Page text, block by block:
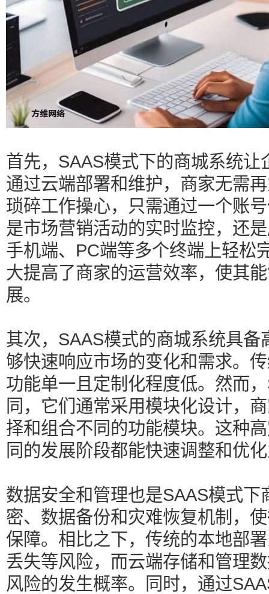
首先，SAAS模式下的商城系统
通过云端部署和维护，商家无需
琐碎工作操心，只需通过一个账
是市场营销活动的实时监控，还
手机端、PC端等多个终端上轻松
大提高了商家的运营效率，使其
展。
其次，SAAS模式的商城系统具
够快速响应市场的变化和需求。
功能单一且定制化程度低。然而
同，它们通常采用模块化设计，
择和组合不同的功能模块。这种
同的发展阶段都能快速调整和优
数据安全和管理也是SAAS模式
密、数据备份和灾难恢复机制，
保障。相比之下，传统的本地部
丢失等风险，而云端存储和管理
风险的发生概率。同时，通过